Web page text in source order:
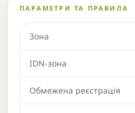
ПАРАМЕТРИ ТА ПРАВИЛА
Зона
IDN-зона
Обмежена реєстрація